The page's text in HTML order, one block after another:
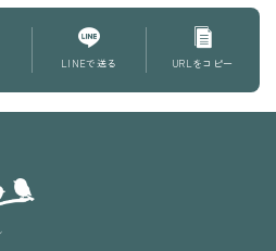
LINEで送る URLをコピー